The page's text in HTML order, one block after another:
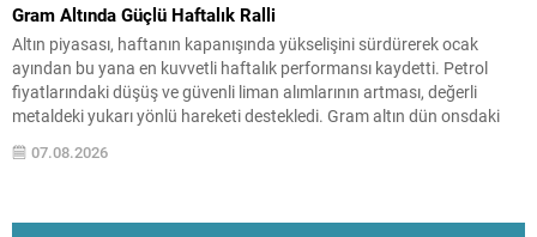
Gram Altında Güçlü Haftalık Ralli
Altın piyasası, haftanın kapanışında yükselişini sürdürerek ocak
ayından bu yana en kuvvetli haftalık performansı kaydetti. Petrol
fiyatlarındaki düşüş ve güvenli liman alımlarının artması, değerli
metaldeki yukarı yönlü hareketi destekledi. Gram altın dün onsdaki
sınırlı gerilemeye bağlı satış baskısıyla günü hafif değer kaybıyla
tamamlamıştı; ancak yeni güne alımlarla başladı ve saat...
07.08.2026